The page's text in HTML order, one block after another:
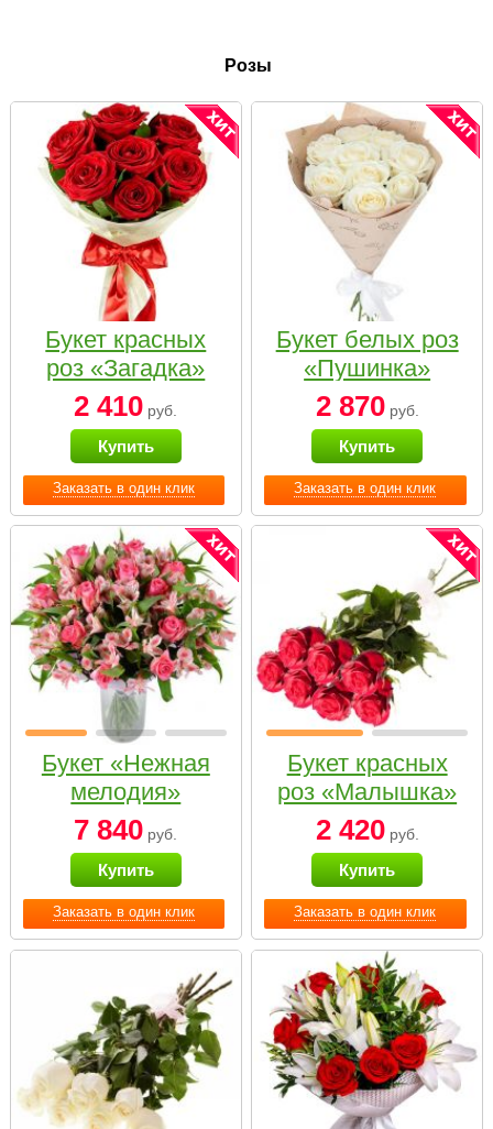
Розы
Заказать в один клик
Букет красных
роз «Загадка»
2 410 руб.
Купить
Заказать в один клик
Букет белых роз
«Пушинка»
2 870руб.
Купить
Заказать в один клик
Букет «Нежная
мелодия»
7 840 руб.
Купить
Заказать в один клик
Букет красных
роз «Малышка»
2 420руб.
Купить